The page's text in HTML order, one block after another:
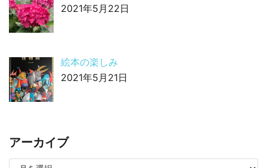
2021年5月22日
絵本の楽しみ
2021年5月21日
アーカイブ